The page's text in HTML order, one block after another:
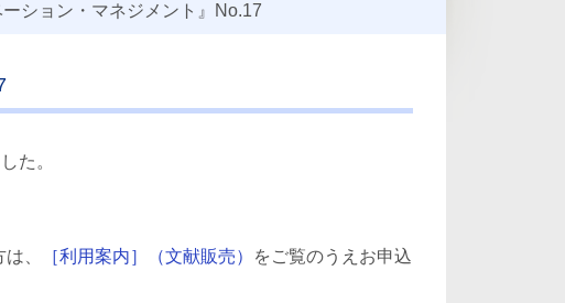
ーション・マネジメント』No.17
た。
、 ［利用案内］（文献販売）
をご覧のうえお申込